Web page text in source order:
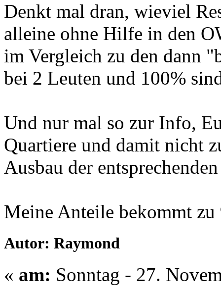
Denkt mal dran, wieviel
alleine ohne Hilfe in den
im Vergleich zu den dann
bei 2 Leuten und 100%
Und nur mal so zur Info,
Quartiere und damit nicht
Ausbau der
Meine Anteile bekommt
Autor: Raymond
« am: Sonntag - 27.